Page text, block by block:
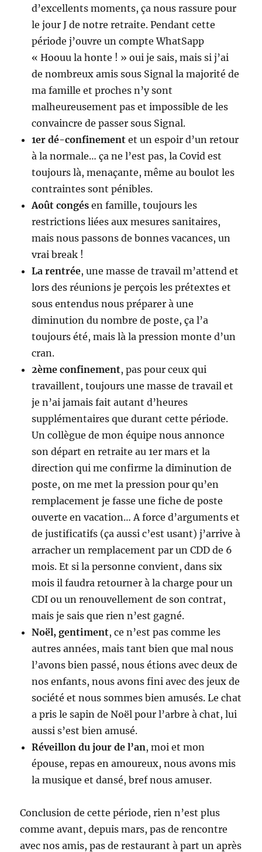
d’excellents moments, ça nous rassure pour
le jour J de notre retraite. Pendant cette
période j’ouvre un compte WhatSapp
« Hoouu la honte ! » oui je sais, mais si j’ai
de nombreux amis sous Signal la majorité de
ma famille et proches n’y sont
malheureusement pas et impossible de les
convaincre de passer sous Signal.
1er dé-confinement et un espoir d’un retour
à la normale… ça ne l’est pas, la Covid est
toujours là, menaçante, même au boulot les
contraintes sont pénibles.
Août congés en famille, toujours les
restrictions liées aux mesures sanitaires,
mais nous passons de bonnes vacances, un
vrai break !
La rentrée, une masse de travail m’attend et
lors des réunions je perçois les prétextes et
sous entendus nous préparer à une
diminution du nombre de poste, ça l’a
toujours été, mais là la pression monte d’un
cran.
2ème confinement, pas pour ceux qui
travaillent, toujours une masse de travail et
je n’ai jamais fait autant d’heures
supplémentaires que durant cette période.
Un collègue de mon équipe nous annonce
son départ en retraite au 1er mars et la
direction qui me confirme la diminution de
poste, on me met la pression pour qu’en
remplacement je fasse une fiche de poste
ouverte en vacation… A force d’arguments et
de justificatifs (ça aussi c’est usant) j’arrive à
arracher un remplacement par un CDD de 6
mois. Et si la personne convient, dans six
mois il faudra retourner à la charge pour un
CDI ou un renouvellement de son contrat,
mais je sais que rien n’est gagné.
Noël, gentiment, ce n’est pas comme les
autres années, mais tant bien que mal nous
l’avons bien passé, nous étions avec deux de
nos enfants, nous avons fini avec des jeux de
société et nous sommes bien amusés. Le chat
a pris le sapin de Noël pour l’arbre à chat, lui
aussi s’est bien amusé.
Réveillon du jour de l’an, moi et mon
épouse, repas en amoureux, nous avons mis
la musique et dansé, bref nous amuser.
Conclusion de cette période, rien n’est plus
comme avant, depuis mars, pas de rencontre
avec nos amis, pas de restaurant à part un après